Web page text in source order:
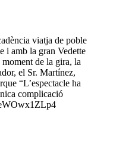
viatja de poble
i amb la gran Vedette
de la gira, la
el Sr. Martínez,
“L’espectacle ha
complicació